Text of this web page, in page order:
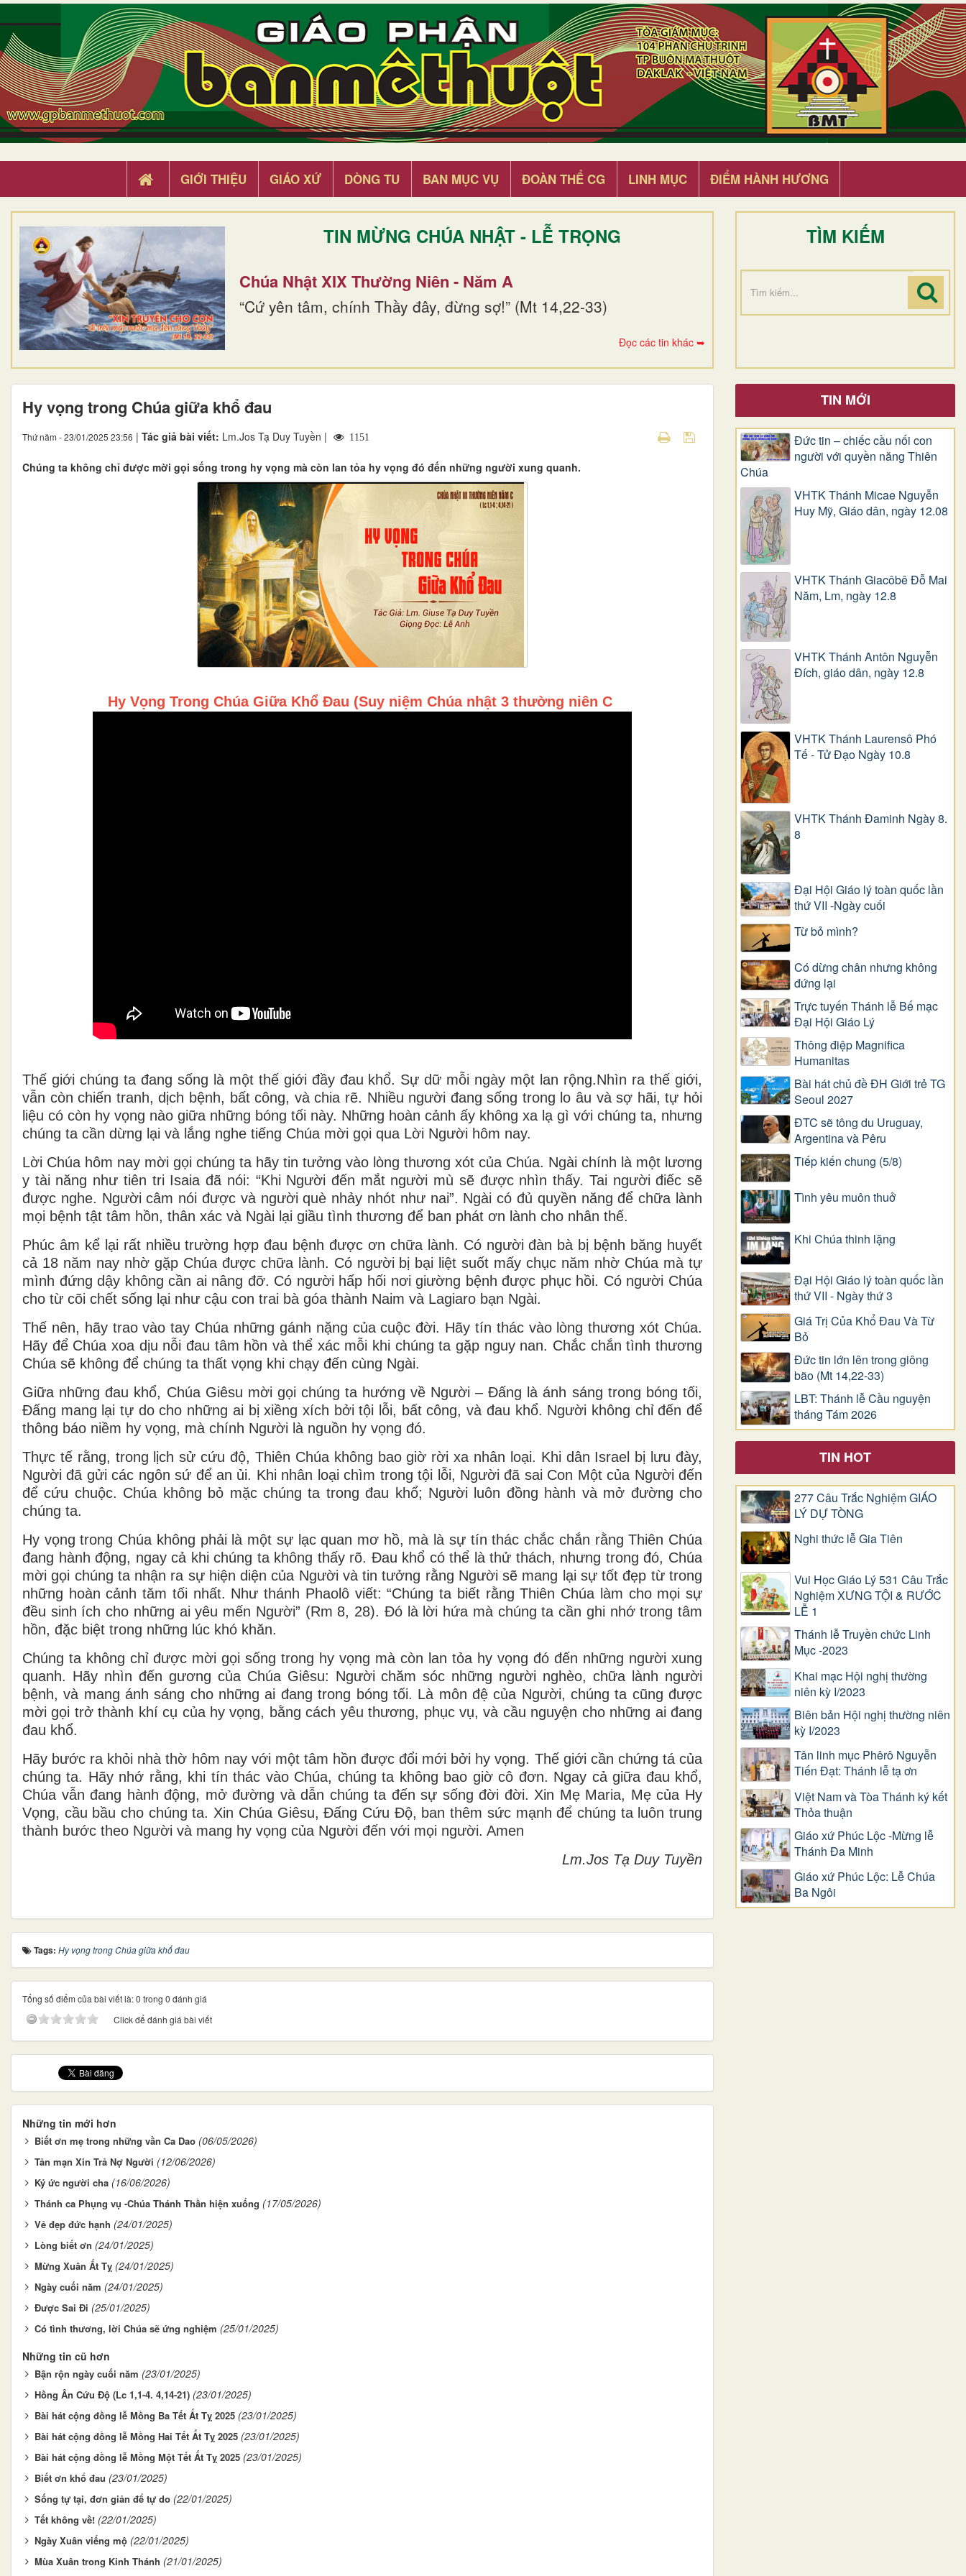
GIỚI THIỆU GIÁO XỨ DÒNG TU BAN MỤC VỤ ĐOÀN THỂ CG LINH MỤC ĐIỂM HÀNH HƯƠNG
TIN MỪNG CHÚA NHẬT - LỄ TRỌNG
Chúa Nhật XIX Thường Niên - Năm A
“Cứ yên tâm, chính Thầy đây, đừng sợ!” (Mt 14,22-33)
Đọc các tin khác ➥
TÌM KIẾM
​​​​​​​Hy vọng trong Chúa giữa khổ đau
Thứ năm - 23/01/2025 23:56 | Tác giả bài viết: Lm.Jos Tạ Duy Tuyền | 1151
Chúng ta không chỉ được mời gọi sống trong hy vọng mà còn lan tỏa hy vọng đó đến những người xung quanh.
Hy Vọng Trong Chúa Giữa Khổ Đau (Suy niệm Chúa nhật 3 thường niên C
Thế giới chúng ta đang sống là một thế giới đầy đau khổ. Sự dữ mỗi ngày một lan rộng.Nhìn ra thế giới,
vẫn còn chiến tranh, dịch bệnh, bất công, và chia rẽ. Nhiều người đang sống trong lo âu và sợ hãi, tự hỏi
liệu có còn hy vọng nào giữa những bóng tối này. Những hoàn cảnh ấy không xa lạ gì với chúng ta, nhưng
chúng ta cần dừng lại và lắng nghe tiếng Chúa mời gọi qua Lời Người hôm nay.
Lời Chúa hôm nay mời gọi chúng ta hãy tin tưởng vào lòng thương xót của Chúa. Ngài chính là một lương
y tài năng như tiên tri Isaia đã nói: “Khi Người đến mắt người mù sẽ được nhìn thấy. Tai người điếc sẽ
được nghe. Người câm nói được và người què nhảy nhót như nai”. Ngài có đủ quyền năng để chữa lành
mọi bệnh tật tâm hồn, thân xác và Ngài lại giầu tình thương để ban phát ơn lành cho nhân thế.
Phúc âm kể lại rất nhiều trường hợp đau bệnh được ơn chữa lành. Có người đàn bà bị bệnh băng huyết
cả 18 năm nay nhờ gặp Chúa được chữa lành. Có người bị bại liệt suốt mấy chục năm nhờ Chúa mà tự
mình đứng dậy không cần ai nâng đỡ. Có người hấp hối nơi giường bệnh được phục hồi. Có người Chúa
cho từ cõi chết sống lại như cậu con trai bà góa thành Naim và Lagiaro bạn Ngài.
Thế nên, hãy trao vào tay Chúa những gánh nặng của cuộc đời. Hãy tín thác vào lòng thương xót Chúa.
Hãy để Chúa xoa dịu nỗi đau tâm hồn và thể xác mỗi khi chúng ta gặp nguy nan. Chắc chắn tình thương
Chúa sẽ không để chúng ta thất vọng khi chạy đến cùng Ngài.
Giữa những đau khổ, Chúa Giêsu mời gọi chúng ta hướng về Người – Đấng là ánh sáng trong bóng tối,
Đấng mang lại tự do cho những ai bị xiềng xích bởi tội lỗi, bất công, và đau khổ. Người không chỉ đến để
thông báo niềm hy vọng, mà chính Người là nguồn hy vọng đó.
Thực tế rằng, trong lịch sử cứu độ, Thiên Chúa không bao giờ rời xa nhân loại. Khi dân Israel bị lưu đày,
Người đã gửi các ngôn sứ để an ủi. Khi nhân loại chìm trong tội lỗi, Người đã sai Con Một của Người đến
để cứu chuộc. Chúa không bỏ mặc chúng ta trong đau khổ; Người luôn đồng hành và mở đường cho
chúng ta.
Hy vọng trong Chúa không phải là một sự lạc quan mơ hồ, mà là sự tín thác chắc chắn rằng Thiên Chúa
đang hành động, ngay cả khi chúng ta không thấy rõ. Đau khổ có thể là thử thách, nhưng trong đó, Chúa
mời gọi chúng ta nhận ra sự hiện diện của Người và tin tưởng rằng Người sẽ mang lại sự tốt đẹp từ trong
những hoàn cảnh tăm tối nhất. Như thánh Phaolô viết: “Chúng ta biết rằng Thiên Chúa làm cho mọi sự
đều sinh ích cho những ai yêu mến Người” (Rm 8, 28). Đó là lời hứa mà chúng ta cần ghi nhớ trong tâm
hồn, đặc biệt trong những lúc khó khăn.
Chúng ta không chỉ được mời gọi sống trong hy vọng mà còn lan tỏa hy vọng đó đến những người xung
quanh. Hãy nhìn đến gương của Chúa Giêsu: Người chăm sóc những người nghèo, chữa lành người
bệnh, và mang ánh sáng cho những ai đang trong bóng tối. Là môn đệ của Người, chúng ta cũng được
mời gọi trở thành khí cụ của hy vọng, bằng cách yêu thương, phục vụ, và cầu nguyện cho những ai đang
đau khổ.
Hãy bước ra khỏi nhà thờ hôm nay với một tâm hồn được đổi mới bởi hy vọng. Thế giới cần chứng tá của
chúng ta. Hãy nhớ rằng, khi tín thác vào Chúa, chúng ta không bao giờ cô đơn. Ngay cả giữa đau khổ,
Chúa vẫn đang hành động, mở đường và dẫn chúng ta đến sự sống đời đời. Xin Mẹ Maria, Mẹ của Hy
Vọng, cầu bầu cho chúng ta. Xin Chúa Giêsu, Đấng Cứu Độ, ban thêm sức mạnh để chúng ta luôn trung
thành bước theo Người và mang hy vọng của Người đến với mọi người. Amen
Lm.Jos Tạ Duy Tuyền
Tags: Hy vọng trong Chúa giữa khổ đau
Tổng số điểm của bài viết là: 0 trong 0 đánh giá
Click để đánh giá bài viết
Những tin mới hơn
Biết ơn mẹ trong những vần Ca Dao (06/05/2026)
Tản mạn Xin Trả Nợ Người (12/06/2026)
Ký ức người cha (16/06/2026)
Thánh ca Phụng vụ -Chúa Thánh Thần hiện xuống (17/05/2026)
Vẻ đẹp đức hạnh (24/01/2025)
Lòng biết ơn (24/01/2025)
Mừng Xuân Ất Tỵ (24/01/2025)
Ngày cuối năm (24/01/2025)
Được Sai Đi (25/01/2025)
Có tình thương, lời Chúa sẽ ứng nghiệm (25/01/2025)
Những tin cũ hơn
Bận rộn ngày cuối năm (23/01/2025)
Hồng Ân Cứu Độ (Lc 1,1-4. 4,14-21) (23/01/2025)
Bài hát cộng đồng lễ Mồng Ba Tết Ất Tỵ 2025 (23/01/2025)
Bài hát cộng đồng lễ Mồng Hai Tết Ất Tỵ 2025 (23/01/2025)
Bài hát cộng đồng lễ Mồng Một Tết Ất Tỵ 2025 (23/01/2025)
Biết ơn khổ đau (23/01/2025)
Sống tự tại, đơn giản để tự do (22/01/2025)
Tết không về! (22/01/2025)
Ngày Xuân viếng mộ (22/01/2025)
Mùa Xuân trong Kinh Thánh (21/01/2025)
TIN MỚI
Đức tin – chiếc cầu nối con
người với quyền năng Thiên
Chúa
VHTK Thánh Micae Nguyễn
Huy Mỹ, Giáo dân, ngày 12.08
VHTK Thánh Giacôbê Ðỗ Mai
Năm, Lm, ngày 12.8
VHTK Thánh Antôn Nguyễn
Ðích, giáo dân, ngày 12.8
VHTK Thánh Laurensô Phó
Tế - Tử Đạo Ngày 10.8
VHTK Thánh Đaminh Ngày 8.
8
Đại Hội Giáo lý toàn quốc lần
thứ VII -Ngày cuối
Từ bỏ mình?
Có dừng chân nhưng không
đứng lại
Trực tuyến Thánh lễ Bế mạc
Đại Hội Giáo Lý
Thông điệp Magnifica
Humanitas
Bài hát chủ đề ĐH Giới trẻ TG
Seoul 2027
ĐTC sẽ tông du Uruguay,
Argentina và Pêru
Tiếp kiến chung (5/8)
Tình yêu muôn thuở
Khi Chúa thinh lặng
Đại Hội Giáo lý toàn quốc lần
thứ VII - Ngày thứ 3
Giá Trị Của Khổ Ðau Và Từ
Bỏ
Đức tin lớn lên trong giông
bão (Mt 14,22-33)
LBT: Thánh lễ Cầu nguyện
tháng Tám 2026
TIN HOT
277 Câu Trắc Nghiệm GIÁO
LÝ DỰ TÒNG
Nghi thức lễ Gia Tiên
Vui Học Giáo Lý 531 Câu Trắc
Nghiệm XƯNG TỘI & RƯỚC
LỄ 1
Thánh lễ Truyền chức Linh
Mục -2023
Khai mạc Hội nghị thường
niên kỳ I/2023
Biên bản Hội nghị thường niên
kỳ I/2023
Tân linh mục Phêrô Nguyễn
Tiến Đạt: Thánh lễ tạ ơn
Việt Nam và Tòa Thánh ký kết
Thỏa thuận
Giáo xứ Phúc Lộc -Mừng lễ
Thánh Đa Minh
Giáo xứ Phúc Lộc: Lễ Chúa
Ba Ngôi